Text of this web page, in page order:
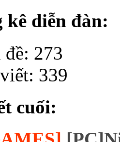
kê diễn đàn:
đề: 273
339
cuối: